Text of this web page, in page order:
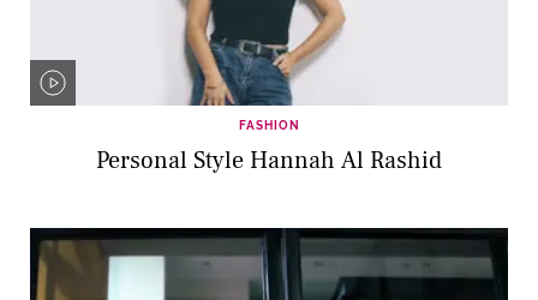
FASHION
Personal Style Hannah Al Rashid